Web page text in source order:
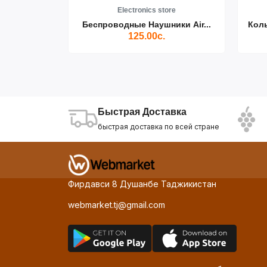
Electronics store
Беспроводные Наушники Air...
125.00с.
Быстрая Доставка
быстрая доставка по всей стране
Фирдавси 8 Душанбе Таджикистан
webmarket.tj@gmail.com